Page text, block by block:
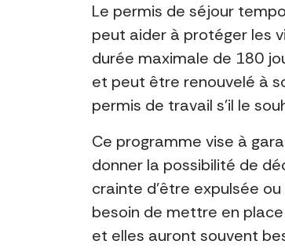
Le permis de séjour
peut aider à protéger les
durée maximale de 180
et peut être renouvelé à
permis de travail s’il le
Ce programme vise à
donner la possibilité de
crainte d’être expulsée
besoin de mettre en
et elles auront souvent